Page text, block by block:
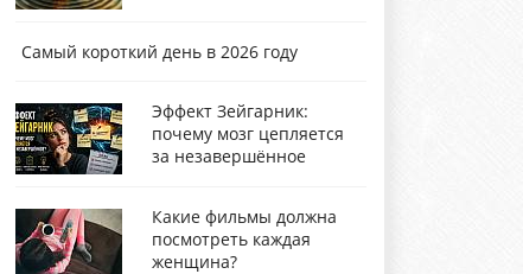
Самый короткий день в 2026 году
Эффект Зейгарник:
почему мозг цепляется
за незавершённое
Какие фильмы должна
посмотреть каждая
женщина?